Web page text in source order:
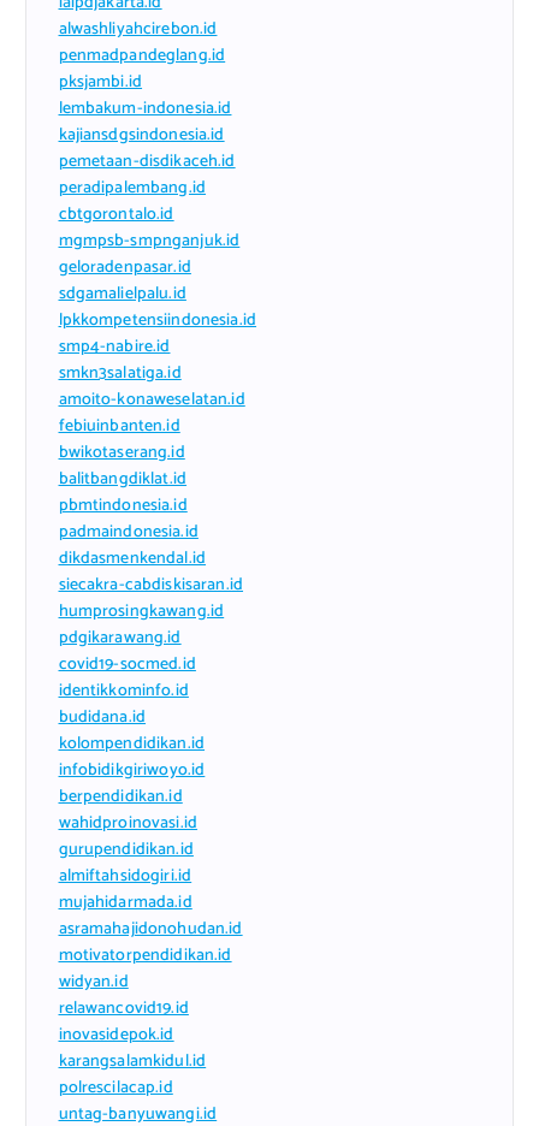
alwashliyahcirebon.id
penmadpandeglang.id
pksjambi.id
lembakum-indonesia.id
kajiansdgsindonesia.id
pemetaan-disdikaceh.id
peradipalembang.id
cbtgorontalo.id
mgmpsb-smpnganjuk.id
geloradenpasar.id
sdgamalielpalu.id
lpkkompetensiindonesia.id
smp4-nabire.id
smkn3salatiga.id
amoito-konaweselatan.id
febiuinbanten.id
bwikotaserang.id
balitbangdiklat.id
pbmtindonesia.id
padmaindonesia.id
dikdasmenkendal.id
siecakra-cabdiskisaran.id
humprosingkawang.id
pdgikarawang.id
covid19-socmed.id
identikkominfo.id
budidana.id
kolompendidikan.id
infobidikgiriwoyo.id
berpendidikan.id
wahidproinovasi.id
gurupendidikan.id
almiftahsidogiri.id
mujahidarmada.id
asramahajidonohudan.id
motivatorpendidikan.id
widyan.id
relawancovid19.id
inovasidepok.id
karangsalamkidul.id
polrescilacap.id
untag-banyuwangi.id